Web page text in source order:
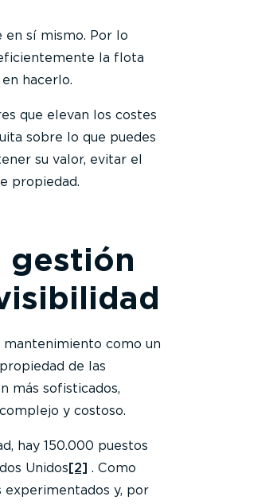
sí mismo. Por lo
la flota
hacerlo.
que elevan los costes
sobre lo que puedes
su valor, evitar el
propiedad.
gestión
como un
de las
más sofisticados,
y costoso.
hay 150.000 puestos
Unidos[2] . Como
experimentados y, por